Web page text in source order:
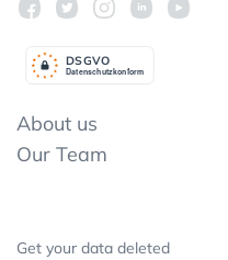
Datenschutzkonform
DSGVO
About us
Our Team
Get your data deleted